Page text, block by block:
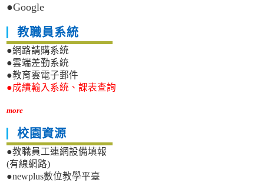
●Google
教職員系統
●網路請購系統
●雲端差勤系統
●教育雲電子郵件
●成績輸入系統、課表查詢
more
校園資源
●教職員工連網設備填報
(有線網路)
●newplus數位教學平臺